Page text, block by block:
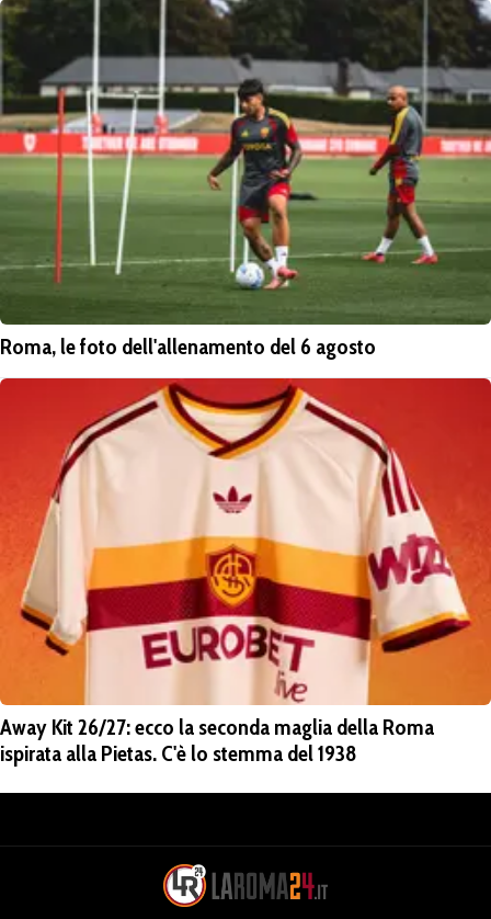
Roma, le foto dell'allenamento del 6 agosto
Away Kit 26/27: ecco la seconda maglia della Roma
ispirata alla Pietas. C'è lo stemma del 1938